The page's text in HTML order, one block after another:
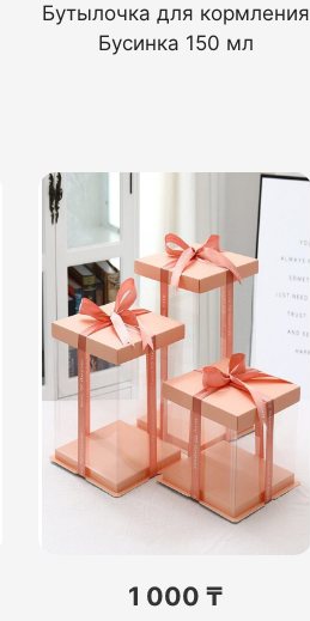
Бутылочка для кормления
Бусинка 150 мл
1 000 ₸